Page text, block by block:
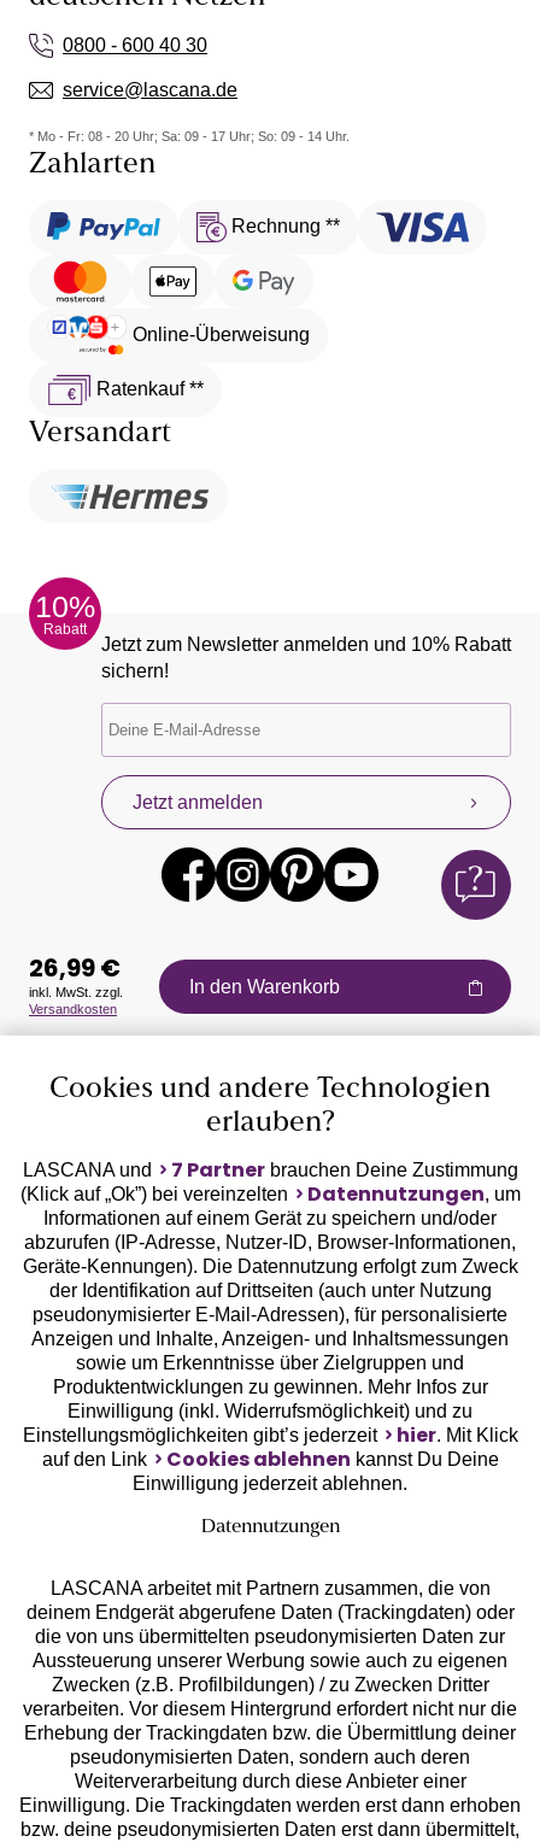
0800 - 600 40 30
service@lascana.de
* Mo - Fr: 08 - 20 Uhr; Sa: 09 - 17 Uhr; So: 09 - 14 Uhr.
Zahlarten
Rechnung **
Online-Überweisung
Ratenkauf **
Versandart
10%
Rabatt
Jetzt zum Newsletter anmelden und 10% Rabatt
sichern!
Jetzt anmelden
Auszeichnungen
Geprüfte Sicherheit
Unsere Apps
Services
Beratung
Über uns
26,99 €
inkl. MwSt. zzgl.
Versandkosten
In den Warenkorb
Cookies und andere Technologien
erlauben?
LASCANA und 7 Partnerbrauchen Deine Zustimmung
(Klick auf „Ok”) bei vereinzelten
Datennutzungen, um
Informationen auf einem Gerät zu speichern und/oder
abzurufen (IP-Adresse, Nutzer-ID, Browser-Informationen,
Geräte-Kennungen). Die Datennutzung erfolgt zum Zweck
der Identifikation auf Drittseiten (auch unter Nutzung
pseudonymisierter E-Mail-Adressen), für personalisierte
Anzeigen und Inhalte, Anzeigen- und Inhaltsmessungen
sowie um Erkenntnisse über Zielgruppen und
Produktentwicklungen zu gewinnen. Mehr Infos zur
Einwilligung (inkl. Widerrufsmöglichkeit) und zu
Einstellungsmöglichkeiten gibt’s jederzeit
hier. Mit Klick
auf den Link
Cookies ablehnen kannst Du Deine
Einwilligung jederzeit ablehnen.
Datennutzungen
LASCANA arbeitet mit Partnern zusammen, die von
deinem Endgerät abgerufene Daten (Trackingdaten) oder
die von uns übermittelten pseudonymisierten Daten zur
Aussteuerung unserer Werbung sowie auch zu eigenen
Zwecken (z.B. Profilbildungen) / zu Zwecken Dritter
verarbeiten. Vor diesem Hintergrund erfordert nicht nur die
Erhebung der Trackingdaten bzw. die Übermittlung deiner
pseudonymisierten Daten, sondern auch deren
Weiterverarbeitung durch diese Anbieter einer
Einwilligung. Die Trackingdaten werden erst dann erhoben
bzw. deine pseudonymisierten Daten erst dann übermittelt,